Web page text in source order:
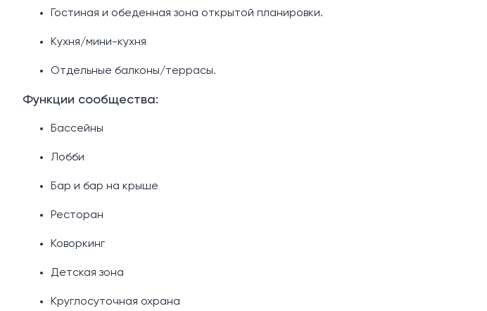
Гостиная и обеденная зона открытой планировки.
Кухня/мини-кухня
Отдельные балконы/террасы.
Функции сообщества:
Бассейны
Лобби
Бар и бар на крыше
Ресторан
Коворкинг
Детская зона
Круглосуточная охрана